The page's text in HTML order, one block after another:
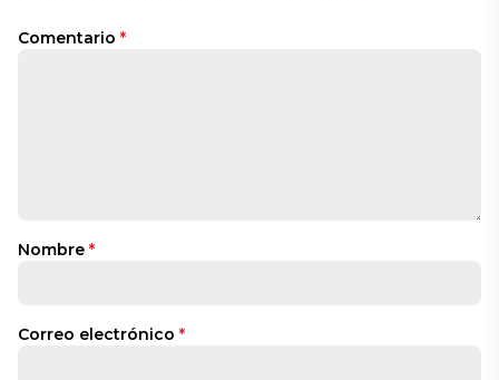
Comentario *
Nombre *
Correo electrónico *